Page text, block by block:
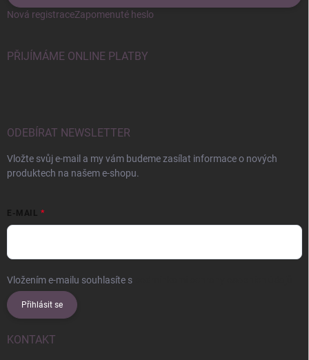
Nová registraceZapomenuté heslo
PŘIJÍMÁME ONLINE PLATBY
ODEBÍRAT NEWSLETTER
Vložte svůj e-mail a my vám budeme zasílat informace o nových
produktech na našem e-shopu.
E-MAIL
Vložením e-mailu souhlasíte s
Přihlásit se
KONTAKT